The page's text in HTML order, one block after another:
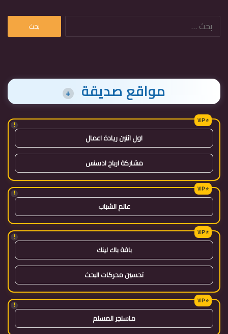
البحث
مواقع صديقة +
!
اول اثنين ريادة اعمال
مشاركة ارباح ادسنس
!
عالم الشباب
!
باقة باك لينك
تحسين محركات البحث
!
ماسنجر المسلم